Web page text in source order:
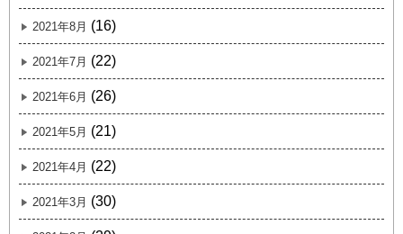
2021年8月 (16)
2021年7月 (22)
2021年6月 (26)
2021年5月 (21)
2021年4月 (22)
2021年3月 (30)